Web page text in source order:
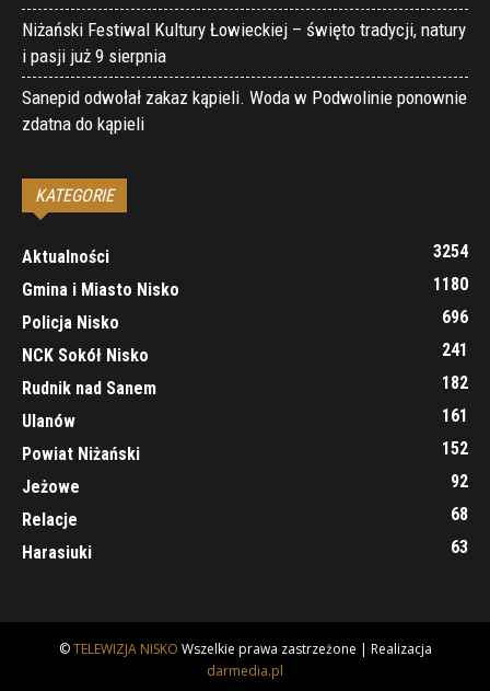
Niżański Festiwal Kultury Łowieckiej – święto tradycji, natury
i pasji już 9 sierpnia
Sanepid odwołał zakaz kąpieli. Woda w Podwolinie ponownie
zdatna do kąpieli
KATEGORIE
Aktualności
3254
Gmina i Miasto Nisko
1180
Policja Nisko
696
NCK Sokół Nisko
241
Rudnik nad Sanem
182
Ulanów
161
Powiat Niżański
152
Jeżowe
92
Relacje
68
Harasiuki
63
©TELEWIZJA NISKO Wszelkie prawa zastrzeżone | Realizacja
darmedia.pl